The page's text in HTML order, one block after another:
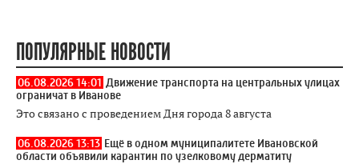
ПОПУЛЯРНЫЕ НОВОСТИ
06.08.2026 14:01 Движение транспорта на центральных улицах
ограничат в Иванове
Это связано с проведением Дня города 8 августа
06.08.2026 13:13 Ещё в одном муниципалитете Ивановской
области объявили карантин по узелковому дерматиту